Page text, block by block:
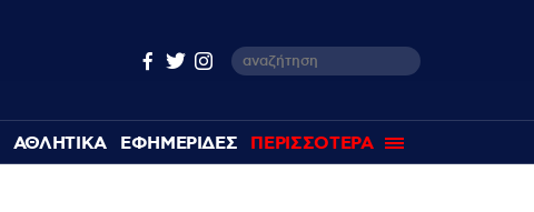
ΑΘΛΗΤΙΚΑ ΕΦΗΜΕΡΙΔΕΣ ΠΕΡΙΣΣΟΤΕΡΑ